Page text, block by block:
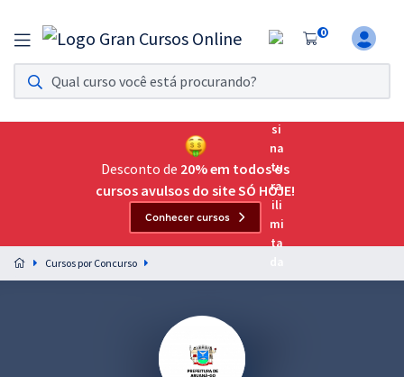
0
Assinatura Ilimitada 11
Acesso a todos os cursos. Teste grátis por 7 dias!
Assinatura OAB Até Passar
Acesso ilimitado a toda preparação para o Exame da
Preparação completa e intensiva para as principais
residências em saúde do Brasil
Desconto de 20% em todos os
cursos avulsos do site SÓ HOJE!
Conhecer cursos
Cursos por Concurso